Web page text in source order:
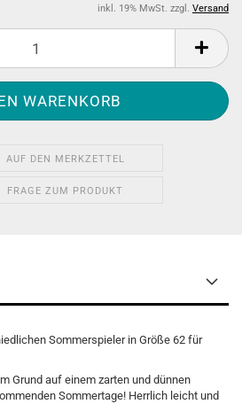
inkl. 19% MwSt. zzgl. Versand
AUF DEN MERKZETTEL
FRAGE ZUM PRODUKT
Sommerspieler in Größe 62 für
Grund auf einem zarten und dünnen
Sommertage! Herrlich leicht und